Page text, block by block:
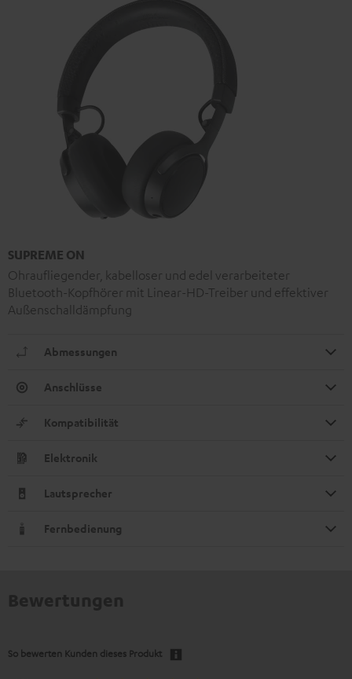
SUPREME ON
Ohraufliegender, kabelloser und edel verarbeiteter
Bluetooth-Kopfhörer mit Linear-HD-Treiber und effektiver
Außenschalldämpfung
Abmessungen
Anschlüsse
Kompatibilität
Elektronik
Lautsprecher
Fernbedienung
So bewerten Kunden dieses Produkt